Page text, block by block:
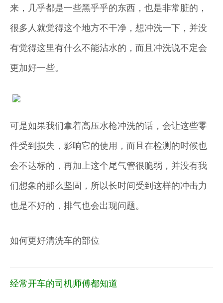
来，几乎都是一些黑乎乎的东西，也是非常脏的，
很多人就觉得这个地方不干净，想冲洗一下，并没
有觉得这里有什么不能沾水的，而且冲洗说不定会
更加好一些。
可是如果我们拿着高压水枪冲洗的话，会让这些零
件受到损失，影响它的使用，而且在检测的时候也
会不达标的，再加上这个尾气管很脆弱，并没有我
们想象的那么坚固，所以长时间受到这样的冲击力
也是不好的，排气也会出现问题。
如何更好清洗车的部位
经常开车的司机师傅都知道